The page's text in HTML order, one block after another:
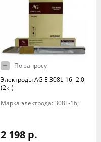
По запросу
Электроды AG E 308L-16 -2.0
(2кг)
Марка электрода: 308L-16;
2 198 р.